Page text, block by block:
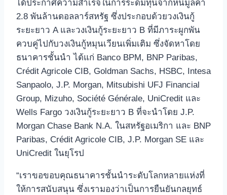
ได้ประกาศความสำเร็จในการระดมทุนจากหนี้มูลค่า
2.8 พันล้านดอลลาร์สหรัฐ ซึ่งประกอบด้วยวงเงินกู้
ระยะยาว A และวงเงินกู้ระยะยาว B ที่มีภาระผูกพัน
ควบคู่ไปกับวงเงินกู้หมุนเวียนเพิ่มเติม ซึ่งจัดหาโดย
ธนาคารชั้นนำ ได้แก่ Banco BPM, BNP Paribas,
Crédit Agricole CIB, Goldman Sachs, HSBC, Intesa
Sanpaolo, J.P. Morgan, Mitsubishi UFJ Financial
Group, Mizuho, ​​Société Générale, UniCredit และ
Wells Fargo วงเงินกู้ระยะยาว B ที่จะนำโดย J.P.
Morgan Chase Bank N.A. ในสหรัฐอเมริกา และ BNP
Paribas, Crédit Agricole CIB, J.P. Morgan SE และ
UniCredit ในยุโรป
“เราขอขอบคุณธนาคารชั้นนำระดับโลกหลายแห่งที่
ให้การสนับสนุน ซึ่งเรามองว่าเป็นการยืนยันกลยุทธ์